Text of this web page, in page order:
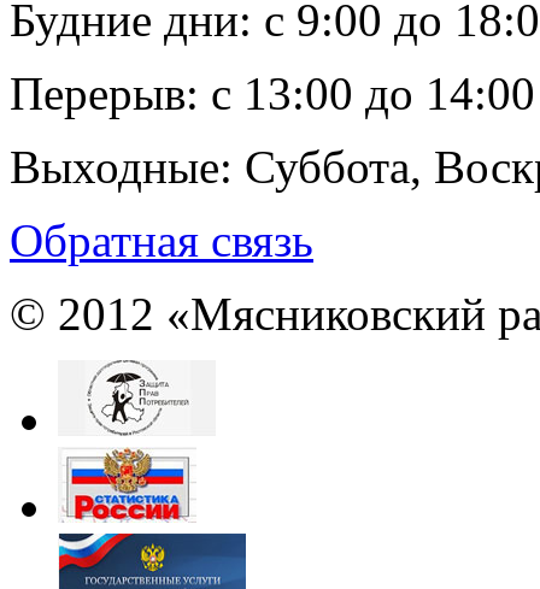
Будние дни: c 9:00 до
Перерыв: с 13:00 до 14:00
Выходные: Суббота,
Обратная связь
© 2012 «Мясниковский